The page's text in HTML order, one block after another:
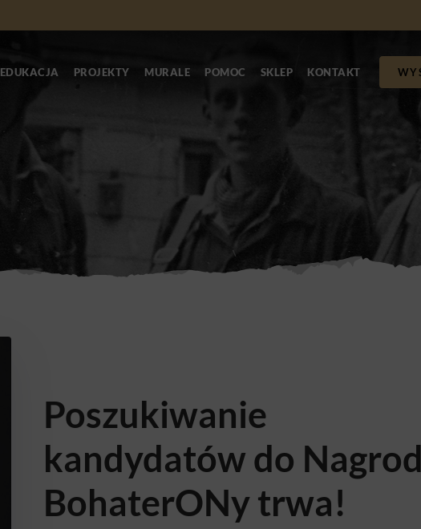
EDUKACJA PROJEKTY MURALE POMOC SKLEP KONTAKT
Poszukiwanie
kandydatów do
BohaterONy trwa!